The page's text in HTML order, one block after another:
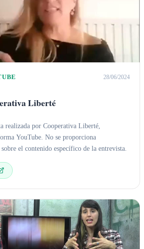
28/06/2024
Liberté
realizada por Cooperativa Liberté,
YouTube. No se proporciona
el contenido específico de la entrevista.